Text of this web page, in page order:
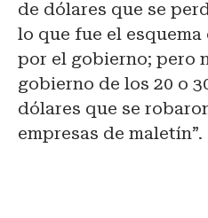
de dólares que se
lo que fue el
por el gobierno; pero
gobierno de los 20 o
dólares que se
empresas de maletín”.